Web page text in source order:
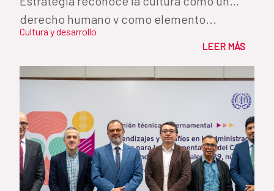
derecho humano y como elemento...
Cultura y desarrollo
LEER MÁS